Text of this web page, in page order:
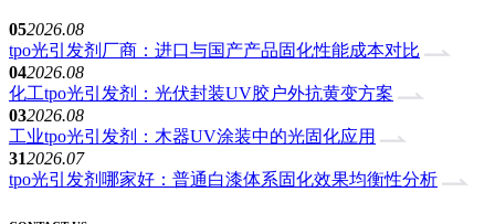
052026.08
tpo光引发剂厂商：进口与国产产品固化性能成本对比
042026.08
化工tpo光引发剂：光伏封装UV胶户外抗黄变方案
032026.08
工业tpo光引发剂：木器UV涂装中的光固化应用
312026.07
tpo光引发剂哪家好：普通白漆体系固化效果均衡性分析